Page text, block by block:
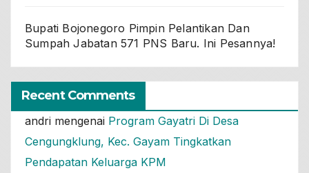
Bupati Bojonegoro Pimpin Pelantikan Dan
Sumpah Jabatan 571 PNS Baru. Ini Pesannya!
Recent Comments
andri mengenai Program Gayatri Di Desa
Cengungklung, Kec. Gayam Tingkatkan
Pendapatan Keluarga KPM